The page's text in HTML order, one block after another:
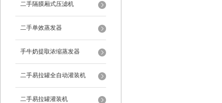
二手隔膜厢式压滤机
二手单效蒸发器
手牛奶提取浓缩蒸发器
二手易拉罐全自动灌装机
二手易拉罐灌装机